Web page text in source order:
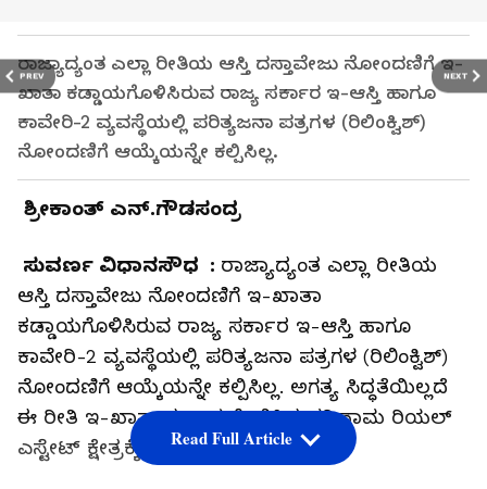
PREV NEXT
ರಾಜ್ಯಾದ್ಯಂತ ಎಲ್ಲಾ ರೀತಿಯ ಆಸ್ತಿ ದಸ್ತಾವೇಜು ನೋಂದಣಿಗೆ ಇ-
ಖಾತಾ ಕಡ್ಡಾಯಗೊಳಿಸಿರುವ ರಾಜ್ಯ ಸರ್ಕಾರ ಇ-ಆಸ್ತಿ ಹಾಗೂ
ಕಾವೇರಿ-2 ವ್ಯವಸ್ಥೆಯಲ್ಲಿ ಪರಿತ್ಯಜನಾ ಪತ್ರಗಳ (ರಿಲಿಂಕ್ವಿಶ್‌)
ನೋಂದಣಿಗೆ ಆಯ್ಕೆಯನ್ನೇ ಕಲ್ಪಿಸಿಲ್ಲ.
ಶ್ರೀಕಾಂತ್ ಎನ್‌.ಗೌಡಸಂದ್ರ
ಸುವರ್ಣ ವಿಧಾನಸೌಧ : ರಾಜ್ಯಾದ್ಯಂತ ಎಲ್ಲಾ ರೀತಿಯ
ಆಸ್ತಿ ದಸ್ತಾವೇಜು ನೋಂದಣಿಗೆ ಇ-ಖಾತಾ
ಕಡ್ಡಾಯಗೊಳಿಸಿರುವ ರಾಜ್ಯ ಸರ್ಕಾರ ಇ-ಆಸ್ತಿ ಹಾಗೂ
ಕಾವೇರಿ-2 ವ್ಯವಸ್ಥೆಯಲ್ಲಿ ಪರಿತ್ಯಜನಾ ಪತ್ರಗಳ (ರಿಲಿಂಕ್ವಿಶ್‌)
ನೋಂದಣಿಗೆ ಆಯ್ಕೆಯನ್ನೇ ಕಲ್ಪಿಸಿಲ್ಲ. ಅಗತ್ಯ ಸಿದ್ಧತೆಯಿಲ್ಲದೆ
ಈ ರೀತಿ ಇ-ಖಾತಾ ಕಡ್ಡಾಯಗೊಳಿಸಿದ ಪರಿಣಾಮ ರಿಯಲ್‌
ಎಸ್ಟೇಟ್‌ ಕ್ಷೇತ್ರಕ್ಕೆ ಭಾರೀ ಪೆಟ್ಟು ಬಿದ್ದಿದೆ.
Read Full Article